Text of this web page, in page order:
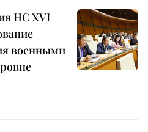
НС XVI
военными